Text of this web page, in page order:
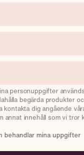
personuppgifter används
begärda produkter
kontakta dig angående
annat innehåll som vi tror
behandlar mina uppgifter